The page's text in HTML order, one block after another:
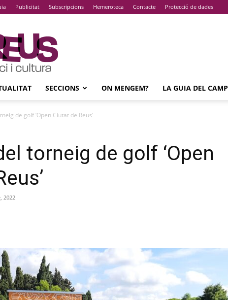
Publicitat Subscripcions Hemeroteca Contacte Protecció de dades
SECCIONS ON MENGEM? LA GUIA DEL CAMP
de golf ‘Open Ciutat de Reus’
torneig de golf ‘Open
2022